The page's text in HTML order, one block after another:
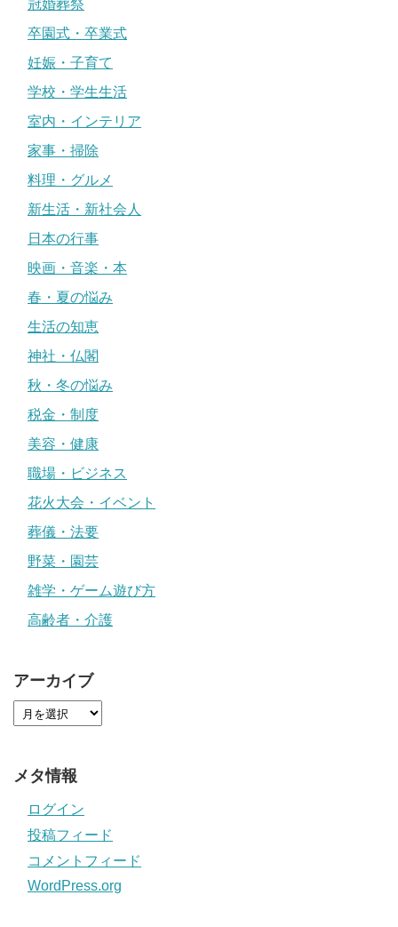
冠婚葬祭
卒園式・卒業式
妊娠・子育て
学校・学生生活
室内・インテリア
家事・掃除
料理・グルメ
新生活・新社会人
日本の行事
映画・音楽・本
春・夏の悩み
生活の知恵
神社・仏閣
秋・冬の悩み
税金・制度
美容・健康
職場・ビジネス
花火大会・イベント
葬儀・法要
野菜・園芸
雑学・ゲーム遊び方
高齢者・介護
アーカイブ
メタ情報
ログイン
投稿フィード
コメントフィード
WordPress.org